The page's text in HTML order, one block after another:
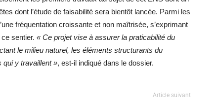
dont l’étude de faisabilité sera bientôt lancée. Parmi les
fréquentation croissante et non maîtrisée, s’exprimant
sentier. « Ce projet vise à assurer la praticabilité du
le milieu naturel, les éléments structurants du
qui y travaillent », est-il indiqué dans le dossier.
Article suivant